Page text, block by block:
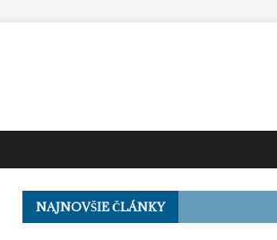
NAJNOVŠIE ČLÁNKY